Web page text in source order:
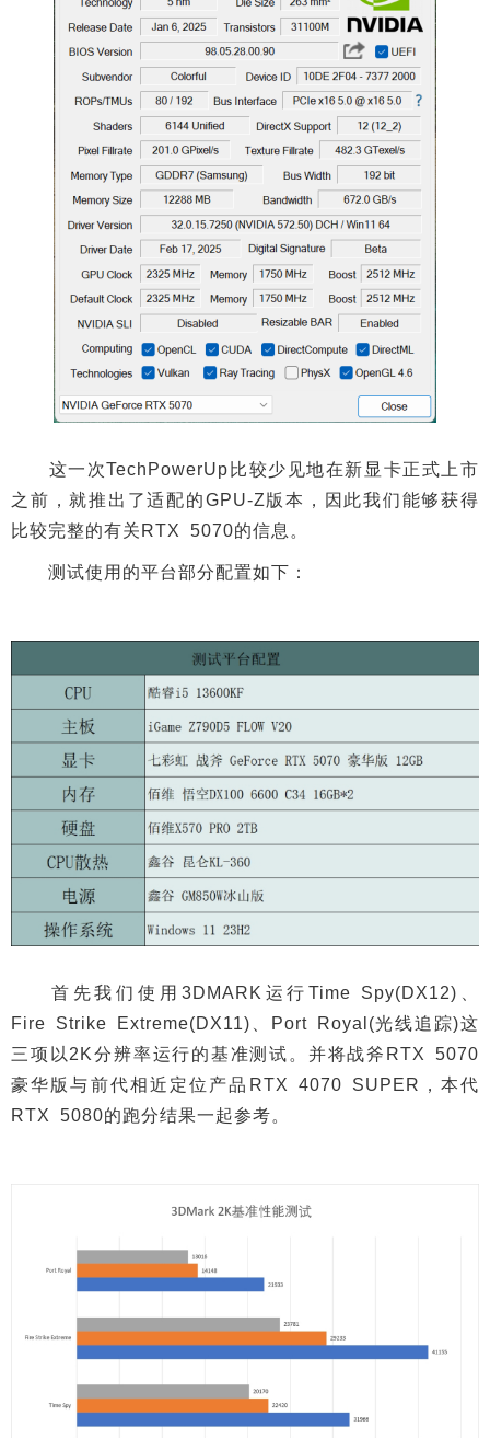
这一次TechPowerUp比较少见地在新显卡正式上市
之前，就推出了适配的GPU-Z版本，因此我们能够获得
比较完整的有关RTX 5070的信息。
测试使用的平台部分配置如下：
首先我们使用3DMARK运行Time Spy(DX12)、
Fire Strike Extreme(DX11)、Port Royal(光线追踪)这
三项以2K分辨率运行的基准测试。并将战斧RTX 5070
豪华版与前代相近定位产品RTX 4070 SUPER，本代
RTX 5080的跑分结果一起参考。